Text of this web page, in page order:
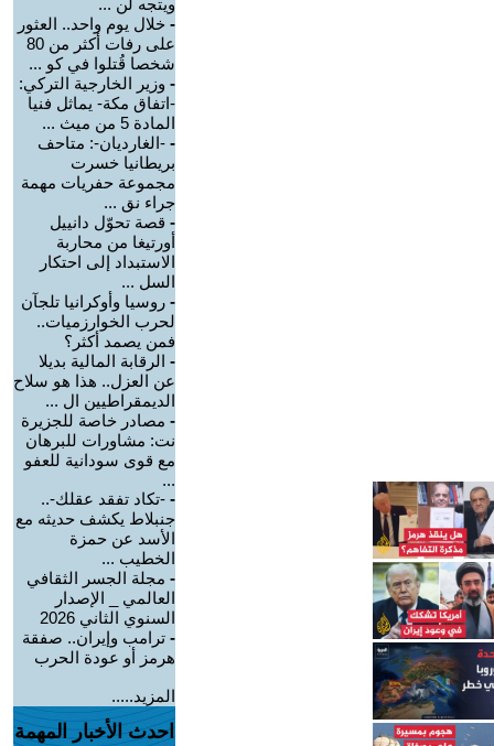
ويتجه لن ...
- خلال يوم واحد.. العثور
على رفات أكثر من 80
شخصا قُتلوا في كو ...
- وزير الخارجية التركي:
-اتفاق مكة- يماثل فنيا
المادة 5 من ميث ...
- -الغارديان-: متاحف
بريطانيا خسرت
مجموعة حفريات مهمة
جراء نق ...
- قصة تحوّل دانييل
أورتيغا من محاربة
الاستبداد إلى احتكار
السل ...
- روسيا وأوكرانيا تلجآن
لحرب الخوارزميات..
فمن يصمد أكثر؟
- الرقابة المالية بديلا
عن العزل.. هذا هو سلاح
الديمقراطيين ال ...
- مصادر خاصة للجزيرة
نت: مشاورات للبرهان
مع قوى سودانية للعفو
...
- -تكاد تفقد عقلك-..
جنبلاط يكشف حديثه مع
الأسد عن حمزة
الخطيب ...
- مجلة الجسر الثقافي
العالمي _ الإصدار
السنوي الثاني 2026
- ترامب وإيران.. صفقة
هرمز أو عودة الحرب
المزيد.....
احدث الأخبار المهمة